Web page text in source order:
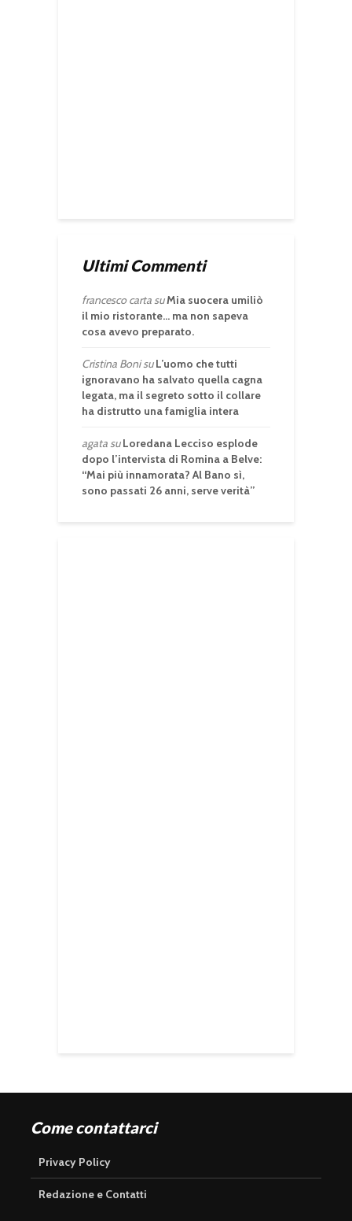
Ultimi Commenti
francesco cartasuMia suocera umiliò
il mio ristorante… ma non sapeva
cosa avevo preparato.
Cristina BonisuL’uomo che tutti
ignoravano ha salvato quella cagna
legata, ma il segreto sotto il collare
ha distrutto una famiglia intera
agatasuLoredana Lecciso esplode
dopo l’intervista di Romina a Belve:
“Mai più innamorata? Al Bano sì,
sono passati 26 anni, serve verità”
Come contattarci
Privacy Policy
Redazione e Contatti